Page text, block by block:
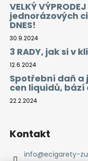
VELKÝ
jednorázových
DNES!
30.9.2024
3 RADY, jak si v
12.6.2024
Spotřební daň a
cen liquidů,
22.2.2024
Kontakt
info@ecigarety-